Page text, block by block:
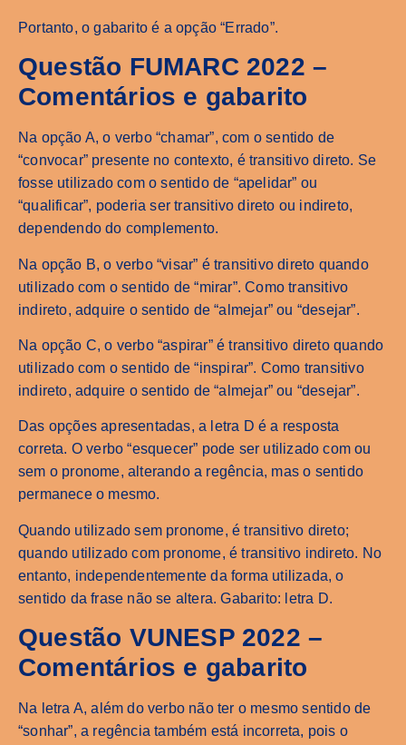
Portanto, o gabarito é a opção “Errado”.
Questão FUMARC 2022 –
Comentários e gabarito
Na opção A, o verbo “chamar”, com o sentido de
“convocar” presente no contexto, é transitivo direto. Se
fosse utilizado com o sentido de “apelidar” ou
“qualificar”, poderia ser transitivo direto ou indireto,
dependendo do complemento.
Na opção B, o verbo “visar” é transitivo direto quando
utilizado com o sentido de “mirar”. Como transitivo
indireto, adquire o sentido de “almejar” ou “desejar”.
Na opção C, o verbo “aspirar” é transitivo direto quando
utilizado com o sentido de “inspirar”. Como transitivo
indireto, adquire o sentido de “almejar” ou “desejar”.
Das opções apresentadas, a letra D é a resposta
correta. O verbo “esquecer” pode ser utilizado com ou
sem o pronome, alterando a regência, mas o sentido
permanece o mesmo.
Quando utilizado sem pronome, é transitivo direto;
quando utilizado com pronome, é transitivo indireto. No
entanto, independentemente da forma utilizada, o
sentido da frase não se altera. Gabarito: letra D.
Questão VUNESP 2022 –
Comentários e gabarito
Na letra A, além do verbo não ter o mesmo sentido de
“sonhar”, a regência também está incorreta, pois o